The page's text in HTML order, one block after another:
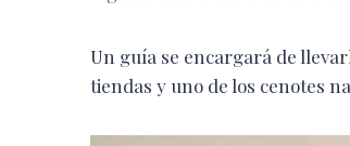
Un guía se encargará de
tiendas y uno de los cenotes